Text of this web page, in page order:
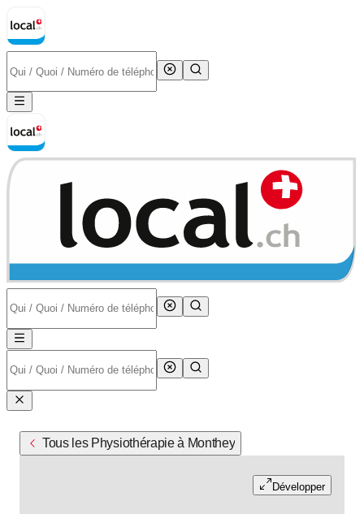
Tous les Physiothérapie à Monthey
Développer